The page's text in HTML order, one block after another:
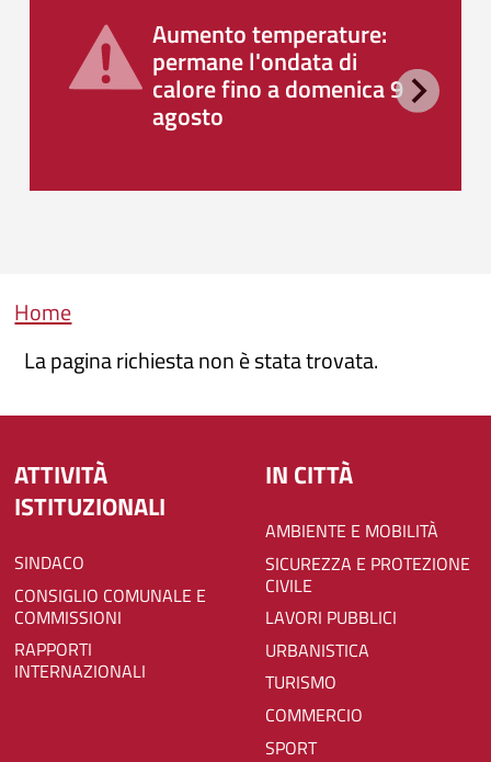
Aumento temperature:
permane l'ondata di
calore fino a domenica 9
agosto
Briciole di pane
Home
La pagina richiesta non è stata trovata.
ATTIVITÀ
ISTITUZIONALI
SINDACO
CONSIGLIO COMUNALE E
COMMISSIONI
RAPPORTI
INTERNAZIONALI
IN CITTÀ
AMBIENTE E MOBILITÀ
SICUREZZA E PROTEZIONE
CIVILE
LAVORI PUBBLICI
URBANISTICA
TURISMO
COMMERCIO
SPORT